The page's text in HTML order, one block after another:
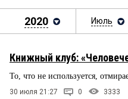
НОВОСТИ КОМПАНИЙ
СТИЛЬ ЖИЗНИ
2020 Июль
Книжный клуб:
То, что не используется,
30 июля 21:27 0 3333